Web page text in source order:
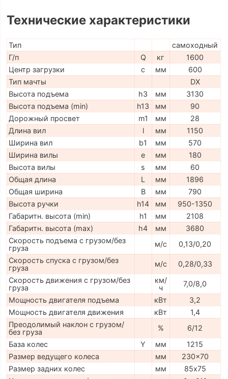
Технические характеристики
Тип
самоходный
Г/п
Q кг
1600
Центр загрузки
c мм
600
Тип мачты
DX
Высота подъема
h3 мм
3130
Высота подъема (min)
h13 мм
90
Дорожный просвет
m1 мм
28
Длина вил
l мм
1150
Ширина вил
b1 мм
570
Ширина вилы
e мм
180
Высота вилы
s мм
60
Общая длина
L мм
1896
Общая ширина
B мм
790
Высота ручки
h14 мм
950-1350
Габаритн. высота (min)
h1 мм
2108
Габаритн. высота (max)
h4 мм
3680
Скорость подъема с грузом/без
груза
м/с
0,13/0,20
Скорость спуска с грузом/без
груза
м/с
0,28/0,33
Скорость движения с грузом/без
груза
км/
ч
7,0/8,0
Мощность двигателя подъема
кВт
3,2
Мощность двигателя движения
кВт
1,4
Преодолимый наклон с грузом/
без груза
%
6/12
База колес
Y мм
1215
Размер ведущего колеса
мм
230x70
Размер задних колес
мм
85х75